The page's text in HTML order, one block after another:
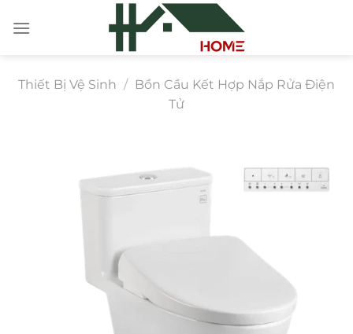
đến
Thiết Bị Vệ Sinh / Bồn Cầu Kết Hợp Nắp Rửa Điện
Tử